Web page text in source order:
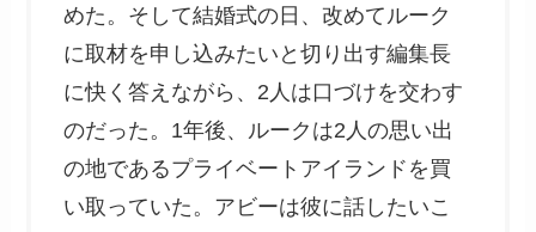
めた。そして結婚式の日、改めてルーク
に取材を申し込みたいと切り出す編集長
に快く答えながら、2人は口づけを交わす
のだった。1年後、ルークは2人の思い出
の地であるプライベートアイランドを買
い取っていた。アビーは彼に話したいこ